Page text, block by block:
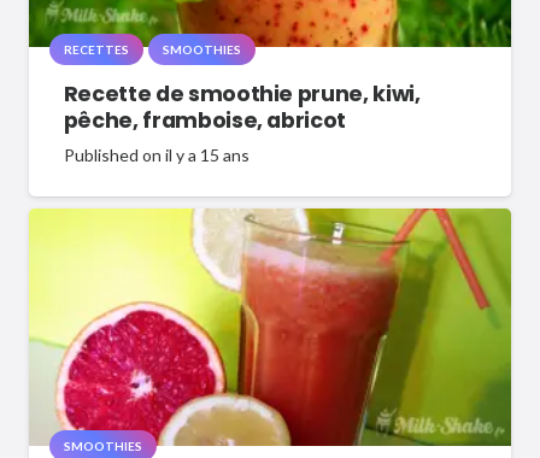
RECETTES SMOOTHIES
Recette de smoothie prune, kiwi,
pêche, framboise, abricot
Published on il y a 15 ans
SMOOTHIES